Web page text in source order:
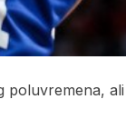
poluvremena, ali